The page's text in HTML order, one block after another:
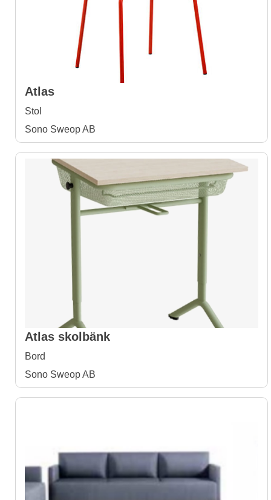
Atlas
Stol
Sono Sweop AB
Atlas skolbänk
Bord
Sono Sweop AB